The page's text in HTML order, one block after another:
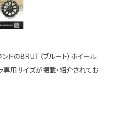
ドのBRUT（ブルート）ホイール
専用サイズが掲載・紹介されてお